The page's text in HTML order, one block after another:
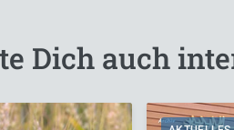
Dich auch